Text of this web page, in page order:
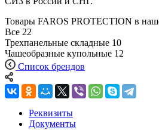
Товары FAROS PROTECTION в
Все 22
Трехпанельные складные 10
Чашеобразные купольные 12
Список брендов
Реквизиты
Документы